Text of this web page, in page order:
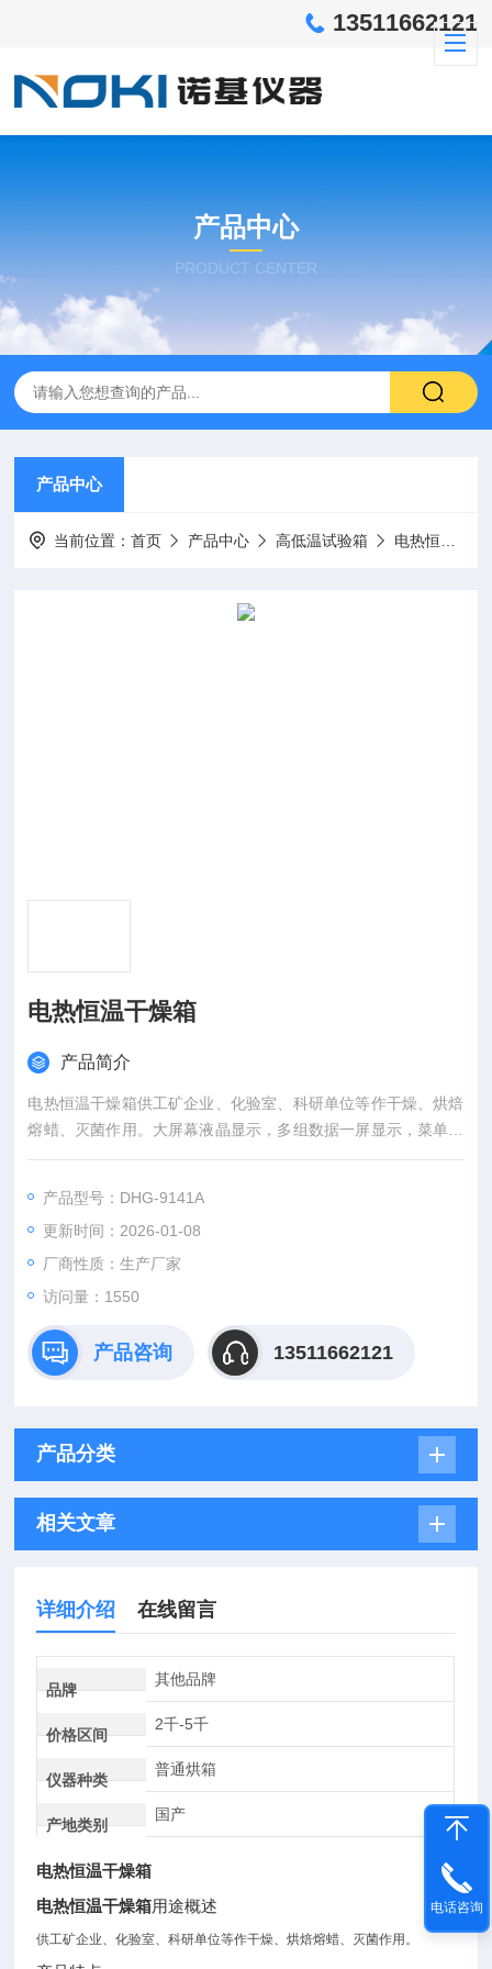
13511662121
产品中心
PRODUCT CENTER
产品中心
当前位置：首页 产品中心 高低温试验箱 电热恒温干燥箱
电热恒温干燥箱
产品简介
电热恒温干燥箱供工矿企业、化验室、科研单位等作干燥、烘焙
熔蜡、灭菌作用。大屏幕液晶显示，多组数据一屏显示，菜单式
操作界面，简单易懂，便于操作。
产品型号：DHG-9141A
更新时间：2026-01-08
厂商性质：生产厂家
访问量：1550
产品咨询 13511662121
产品分类
相关文章
详细介绍 在线留言
品牌
其他品牌
价格区间
2千-5千
仪器种类
普通烘箱
产地类别
国产
电热恒温干燥箱
电热恒温干燥箱用途概述
供工矿企业、化验室、科研单位等作干燥、烘焙熔蜡、灭菌作用。
电话咨询